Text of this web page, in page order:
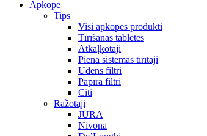
Apkope
Tips
Visi apkopes produkti
Tīrīšanas tabletes
Atkaļķotāji
Piena sistēmas tīrītāji
Ūdens filtri
Papīra filtri
Citi
Ražotāji
JURA
Nivona